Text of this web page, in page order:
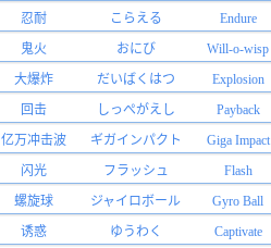
忍耐 こらえる
Endure
鬼火 おにび
Will-o-wisp
大爆炸 だいばくはつ
Explosion
回击 しっぺがえし
Payback
亿万冲击波 ギガインパクト
Giga Impact
闪光 フラッシュ
Flash
螺旋球 ジャイロボール
Gyro Ball
诱惑 ゆうわく
Captivate